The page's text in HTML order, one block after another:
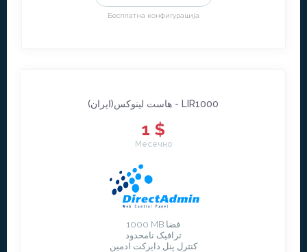
Бесплатна конфигурација
هاست لينوکس(ايران) - LIR1000
1 $
Месечно
1000 MB فضا
ترافیک نامحدود
کنترل پنل دایرکت ادمین